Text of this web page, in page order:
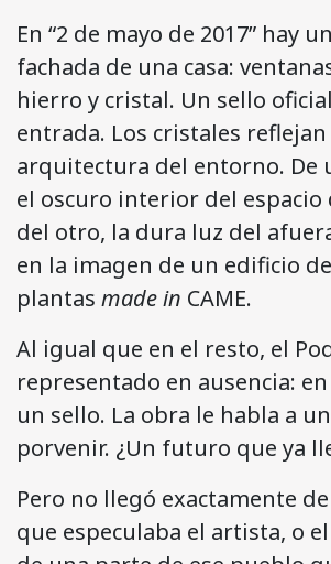
En “2 de mayo de 2017” hay un
fachada de una casa:
hierro y cristal. Un sello
entrada. Los cristales
arquitectura del entorno. De
el oscuro interior del espacio
del otro, la dura luz del
en la imagen de un edificio
plantas made in CAME.
Al igual que en el resto, el
representado en ausencia: en
un sello. La obra le habla a
porvenir. ¿Un futuro que ya
Pero no llegó exactamente
que especulaba el artista, o